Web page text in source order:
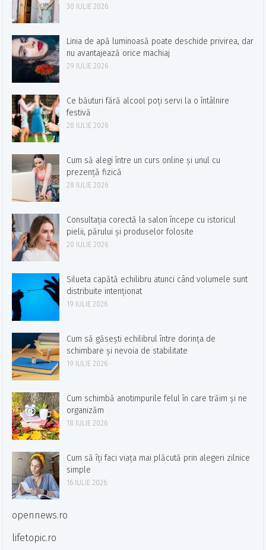
30 IULIE 2026
Linia de apă luminoasă poate deschide privirea, dar
nu avantajează orice machiaj
29 IULIE 2026
Ce băuturi fără alcool poți servi la o întâlnire
festivă
28 IULIE 2026
Cum să alegi între un curs online și unul cu
prezență fizică
28 IULIE 2026
Consultația corectă la salon începe cu istoricul
pielii, părului și produselor folosite
20 IULIE 2026
Silueta capătă echilibru atunci când volumele sunt
distribuite intenționat
19 IULIE 2026
Cum să găsești echilibrul între dorința de
schimbare și nevoia de stabilitate
19 IULIE 2026
Cum schimbă anotimpurile felul în care trăim și ne
organizăm
18 IULIE 2026
Cum să îți faci viața mai plăcută prin alegeri zilnice
simple
16 IULIE 2026
opennews.ro
lifetopic.ro